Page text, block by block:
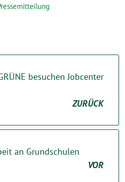
besuchen Jobcenter
ZURÜCK
an Grundschulen
VOR